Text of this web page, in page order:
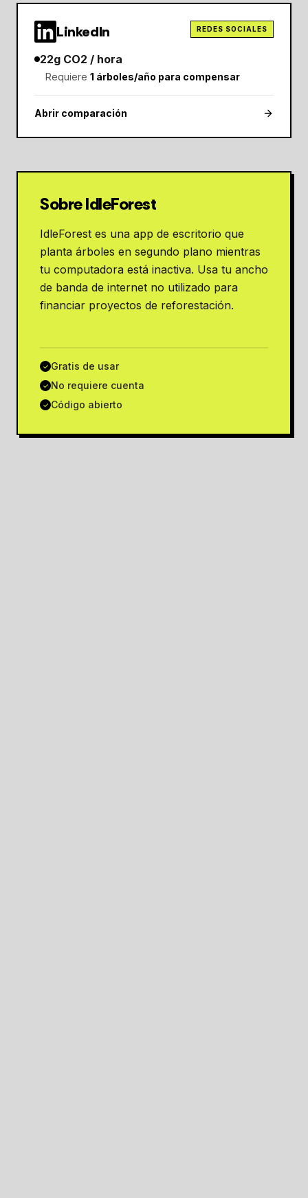
LinkedIn REDES SOCIALES
22g CO2 / hora
Requiere 1 árboles/año para compensar
Abrir comparación
Sobre IdleForest
IdleForest es una app de escritorio que
planta árboles en segundo plano mientras
tu computadora está inactiva. Usa tu ancho
de banda de internet no utilizado para
financiar proyectos de reforestación.
✓ Gratis de usar
✓ No requiere cuenta
✓ Código abierto